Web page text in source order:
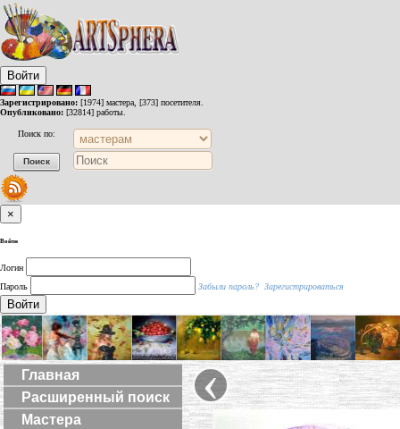
Войти
Зарегистрировано: [1974] мастера, [373] посетителя.
Опубликовано: [32814] работы.
Поиск по:
×
Войти
Логин
Пароль
Забыли пароль? Зарегистрироваться
Войти
Главная
Расширенный поиск
Мастера
‹